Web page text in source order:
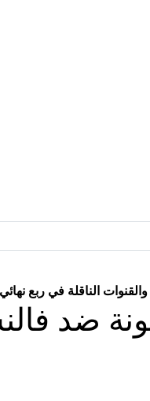
الناقلة في ربع
ضد